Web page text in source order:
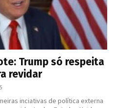
Trump só respeita
revidar
inciativas de política externa